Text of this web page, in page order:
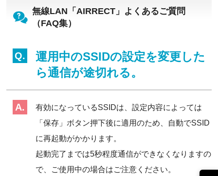
無線LAN「AIRRECT」よくあるご質問
（FAQ集）
運用中のSSIDの設定を変更した
ら通信が途切れる。
有効になっているSSIDは、設定内容によっては
「保存」ボタン押下後に適用のため、自動でSSID
に再起動がかかります。
起動完了までは5秒程度通信ができなくなりますの
で、ご使用中の場合はご注意ください。